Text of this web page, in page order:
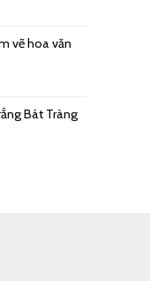
vẽ hoa văn
Bát Tràng